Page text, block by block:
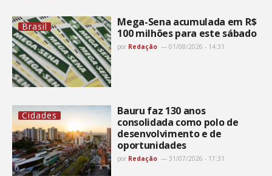
Brasil
Mega-Sena acumulada em R$
100 milhões para este sábado
por Redação 01/08/2026 - 14:31
Cidades
Bauru faz 130 anos
consolidada como polo de
desenvolvimento e de
oportunidades
por Redação 31/07/2026 - 17:31